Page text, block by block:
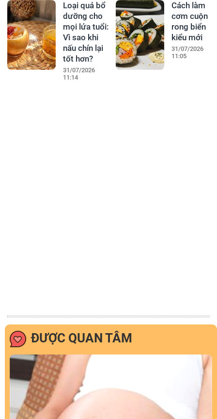
Loại quả bổ
dưỡng cho
mọi lứa tuổi:
Vì sao khi
nấu chín lại
tốt hơn?
31/07/2026
11:14
Cách làm
cơm cuộn
rong biển
kiểu mới
31/07/2026
11:05
ĐƯỢC QUAN TÂM